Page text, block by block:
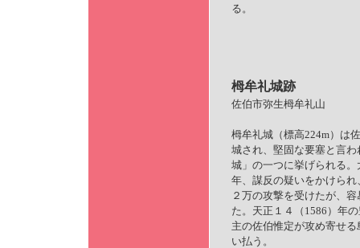
る。
栂牟礼城跡
佐伯市弥生栂牟礼山
栂牟礼城（標高224m）は
城され、堅固な要塞と言
城」の一つに挙げられる。
年、謀反の疑いをかけら
２万の攻撃を受けたが、
た。天正１４（1586）年
主の佐伯惟定が攻め寄せ
い払う。